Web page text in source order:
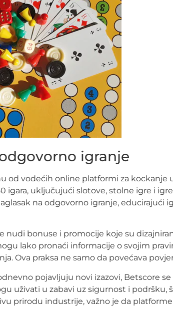
igranje
od vodećih online platformi za kockanje
igara, uključujući slotove, stolne igre i
na odgovorno igranje,
nudi bonuse i promocije koje su
lako pronaći informacije o svojim
Ova praksa ne samo da povećava
pojavljuju novi izazovi, Betscore
uživati u zabavi uz sigurnost i
prirodu industrije, važno je da